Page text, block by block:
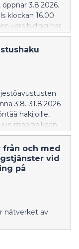
3.8.2026.
klockan 16.00.
vars bidrag har
3.8.-31.8.2026
hakijoille,
määräaikaan
från och med
vid
på
nätverket av
vid